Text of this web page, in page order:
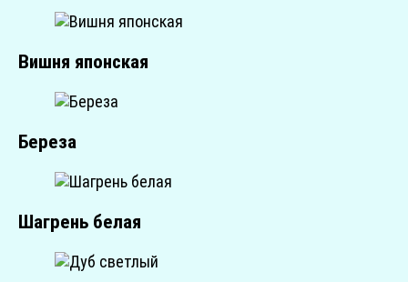
Вишня японская
Береза
Шагрень белая